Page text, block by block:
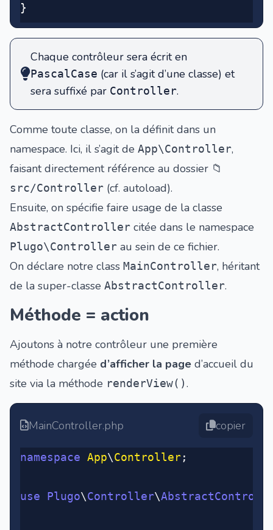
}
Chaque contrôleur sera écrit en
PascalCase (car il s’agit d’une classe) et
sera suffixé par Controller.
Comme toute classe, on la définit dans un
namespace. Ici, il s’agit de App\Controller,
faisant directement référence au dossier 📁
src/Controller (cf. autoload).
Ensuite, on spécifie faire usage de la classe
AbstractController citée dans le namespace
Plugo\Controller au sein de ce fichier.
On déclare notre class MainController, héritant
de la super-classe AbstractController.
Méthode = action
Ajoutons à notre contrôleur une première
méthode chargée d’afficher la page d’accueil du
site via la méthode renderView().
MainController.php copier
namespace App\Controller;
use Plugo\Controller\